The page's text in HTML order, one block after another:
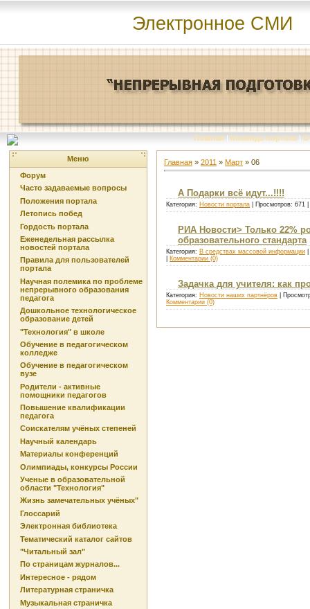
Электронное СМИ
Главная | Команда портала | О
Меню
Форум
Часто задаваемые вопросы
Положения портала
Летопись побед
Гордость портала
Еженедельная рассылка
новостей портала
Правила для пользователей
портала
Научная полемика по проблеме
непрерывного образования
педагога
Дошкольное технологическое
образование детей
"Технология" в школе
Обучение в педагогическом
колледже
Обучение в педагогическом
вузе
Родители - активные
помощники педагогов
Повышение квалификации
педагога
Соискателям учёных степеней
Научный календарь
Материалы конференций
Олимпиады, конкурсы России
Ученые в образовательной
области "Технология"
Жизнь замечательных учёных"
Глоссарий
Электронная библиотека
Тематический каталог сайтов
"Читальный зал"
По страницам журналов...
Интересное - рядом
Литературная страничка
Музыкальная страничка
Главная » 2011 » Март » 06
А Подарки всё идут...!!!!
Категория: Новости портала | Просмотров: 671
РИА Новости> Только 22%
образовательного стандарта
Категория: В средствах массовой информации
Комментарии (0)
Задачка для учителя: как
Категория: Новости наших партнёров |
Комментарии (0)